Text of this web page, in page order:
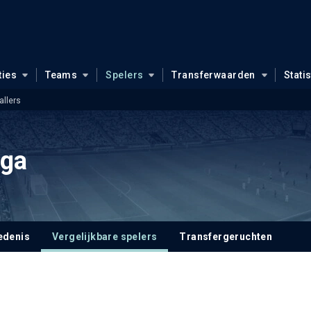
Teams Spelers Transferwaarden
Vergelijkbare spelers Transfergeruchten